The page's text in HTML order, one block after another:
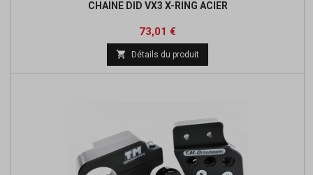
CHAINE DID VX3 X-RING ACIER
Prix
73,01 €
base
 Détails du produit